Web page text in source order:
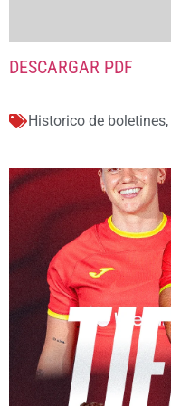
DESCARGAR PDF
Historico de boletines,